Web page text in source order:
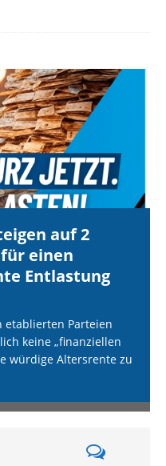
auf 2
einen
Entlastung
etablierten Parteien
keine „finanziellen
würdige Altersrente zu